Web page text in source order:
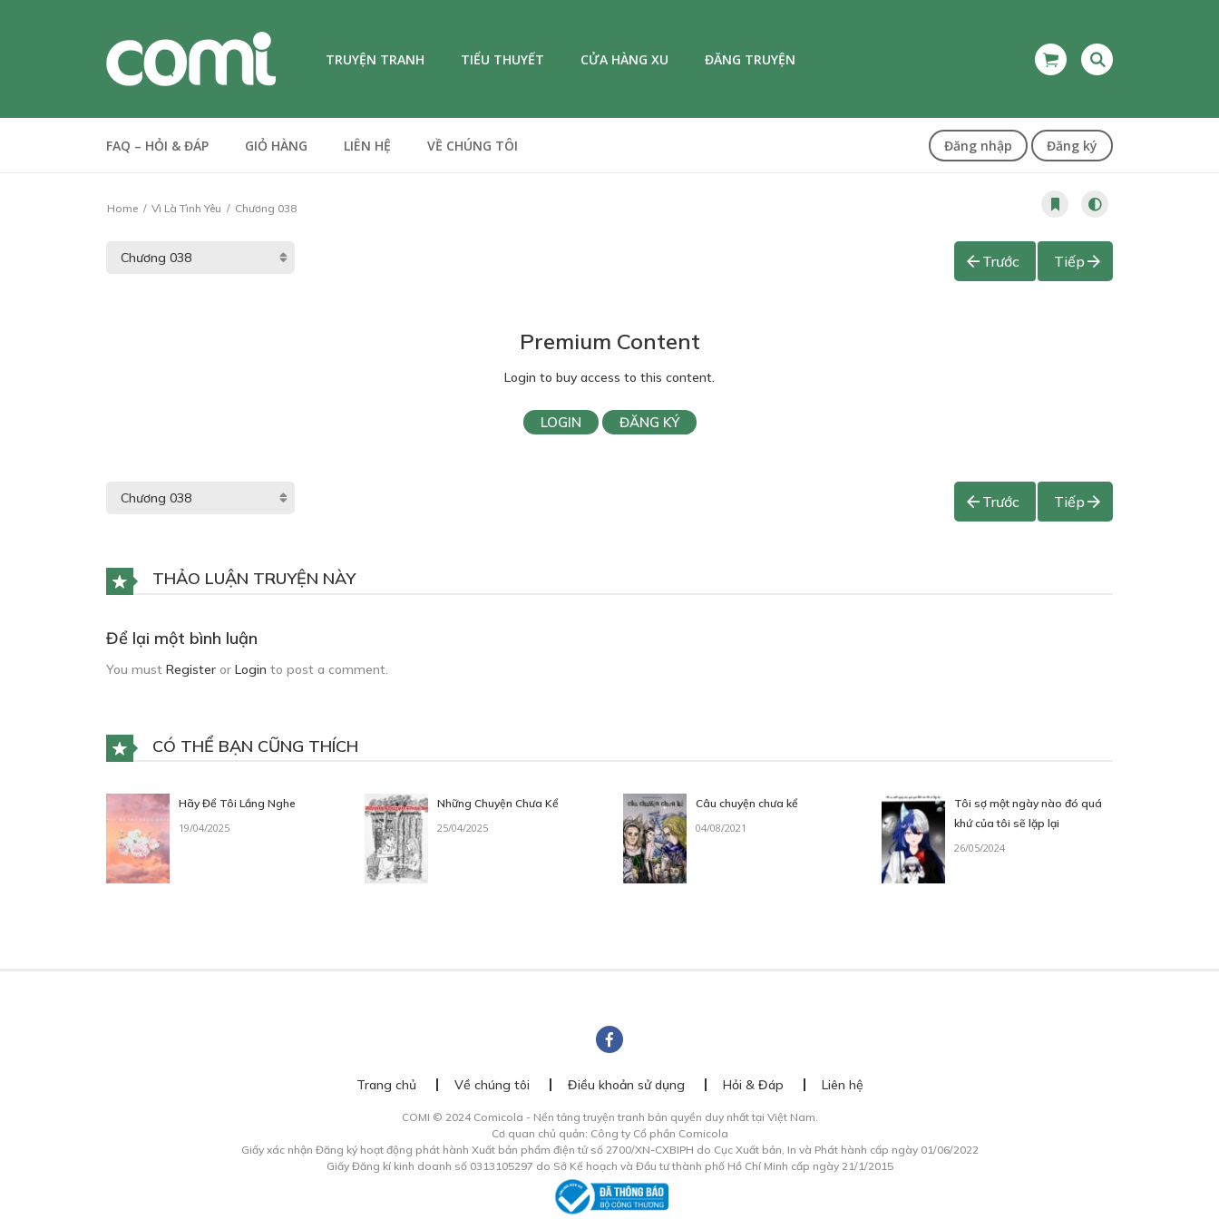
TRUYỆN TRANH TIỂU THUYẾT CỬA HÀNG XU ĐĂNG TRUYỆN
FAQ – HỎI & ĐÁP GIỎ HÀNG LIÊN HỆ VỀ CHÚNG TÔI Đăng nhập Đăng ký
Home Vì Là Tình Yêu Chương 038
Trước Tiếp
Premium Content
Login to buy access to this content.
LOGIN ĐĂNG KÝ
Trước Tiếp
THẢO LUẬN TRUYỆN NÀY
Để lại một bình luận
You must Register or Login to post a comment.
CÓ THỂ BẠN CŨNG THÍCH
Hãy Để Tôi Lắng Nghe
19/04/2025
Những Chuyện Chưa Kể
25/04/2025
Câu chuyện chưa kể
04/08/2021
Tôi sợ một ngày nào đó quá
khứ của tôi sẽ lặp lại
26/05/2024
Trang chủ Về chúng tôi Điều khoản sử dụng Hỏi & Đáp Liên hệ
COMI © 2024 Comicola - Nền tảng truyện tranh bản quyền duy nhất tại Việt Nam.
Cơ quan chủ quản: Công ty Cổ phần Comicola
Giấy xác nhận Đăng ký hoạt động phát hành Xuất bản phẩm điện tử số 2700/XN-CXBIPH do Cục Xuất bản, In và Phát hành cấp ngày 01/06/2022
Giấy Đăng kí kinh doanh số 0313105297 do Sở Kế hoạch và Đầu tư thành phố Hồ Chí Minh cấp ngày 21/1/2015